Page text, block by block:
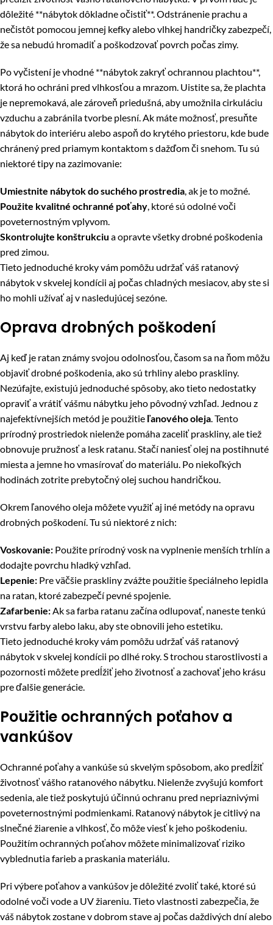
dôležité **nábytok dôkladne očistiť**. Odstránenie prachu a
nečistôt pomocou jemnej kefky alebo vlhkej handričky zabezpečí,
že sa nebudú hromadiť a poškodzovať povrch počas zimy.
Po vyčistení je vhodné **nábytok zakryť ochrannou plachtou**,
ktorá ho ochráni pred vlhkosťou a mrazom. Uistite sa, že plachta
je nepremokavá, ale zároveň priedušná, aby umožnila cirkuláciu
vzduchu a zabránila tvorbe plesní. Ak máte možnosť, presuňte
nábytok do interiéru alebo aspoň do krytého priestoru, kde bude
chránený pred priamym kontaktom s dažďom či snehom. Tu sú
niektoré tipy na zazimovanie:
Umiestnite nábytok do suchého prostredia, ak je to možné.
Použite kvalitné ochranné poťahy, ktoré sú odolné voči
poveternostným vplyvom.
Skontrolujte konštrukciu a opravte všetky drobné poškodenia
pred zimou.
Tieto jednoduché kroky vám pomôžu udržať váš ratanový
nábytok v skvelej kondícii aj počas chladných mesiacov, aby ste si
ho mohli užívať aj v nasledujúcej sezóne.
Oprava drobných poškodení
Aj keď je ratan známy svojou odolnosťou, časom sa na ňom môžu
objaviť drobné poškodenia, ako sú trhliny alebo praskliny.
Nezúfajte, existujú jednoduché spôsoby, ako tieto nedostatky
opraviť a vrátiť vášmu nábytku jeho pôvodný vzhľad. Jednou z
najefektívnejších metód je použitie ľanového oleja. Tento
prírodný prostriedok nielenže pomáha zaceliť praskliny, ale tiež
obnovuje pružnosť a lesk ratanu. Stačí naniesť olej na postihnuté
miesta a jemne ho vmasírovať do materiálu. Po niekoľkých
hodinách zotrite prebytočný olej suchou handričkou.
Okrem ľanového oleja môžete využiť aj iné metódy na opravu
drobných poškodení. Tu sú niektoré z nich:
Voskovanie: Použite prírodný vosk na vyplnenie menších trhlín a
dodajte povrchu hladký vzhľad.
Lepenie: Pre väčšie praskliny zvážte použitie špeciálneho lepidla
na ratan, ktoré zabezpečí pevné spojenie.
Zafarbenie:Ak sa farba ratanu začína odlupovať, naneste tenkú
vrstvu farby alebo laku, aby ste obnovili jeho estetiku.
Tieto jednoduché kroky vám pomôžu udržať váš ratanový
nábytok v skvelej kondícii po dlhé roky. S trochou starostlivosti a
pozornosti môžete predĺžiť jeho životnosť a zachovať jeho krásu
pre ďalšie generácie.
Použitie ochranných poťahov a
vankúšov
Ochranné poťahy a vankúše sú skvelým spôsobom, ako predĺžiť
životnosť vášho ratanového nábytku. Nielenže zvyšujú komfort
sedenia, ale tiež poskytujú účinnú ochranu pred nepriaznivými
poveternostnými podmienkami. Ratanový nábytok je citlivý na
slnečné žiarenie a vlhkosť, čo môže viesť k jeho poškodeniu.
Použitím ochranných poťahov môžete minimalizovať riziko
vyblednutia farieb a praskania materiálu.
Pri výbere poťahov a vankúšov je dôležité zvoliť také, ktoré sú
odolné voči vode a UV žiareniu. Tieto vlastnosti zabezpečia, že
váš nábytok zostane v dobrom stave aj počas daždivých dní alebo